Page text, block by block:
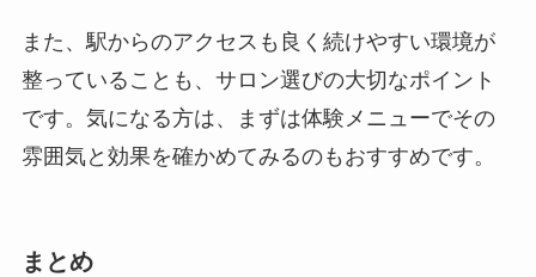
また、駅からのアクセスも良く続けやすい環境が
整っていることも、サロン選びの大切なポイント
です。気になる方は、まずは体験メニューでその
雰囲気と効果を確かめてみるのもおすすめです。
まとめ